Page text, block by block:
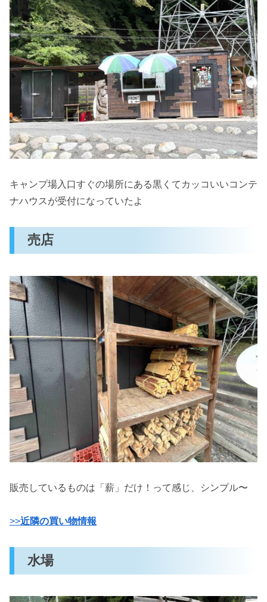
キャンプ場入口すぐの場所にある黒くてカッコいいコンテ
ナハウスが受付になっていたよ
売店
販売しているものは「薪」だけ！って感じ、シンプル〜
>>近隣の買い物情報
水場